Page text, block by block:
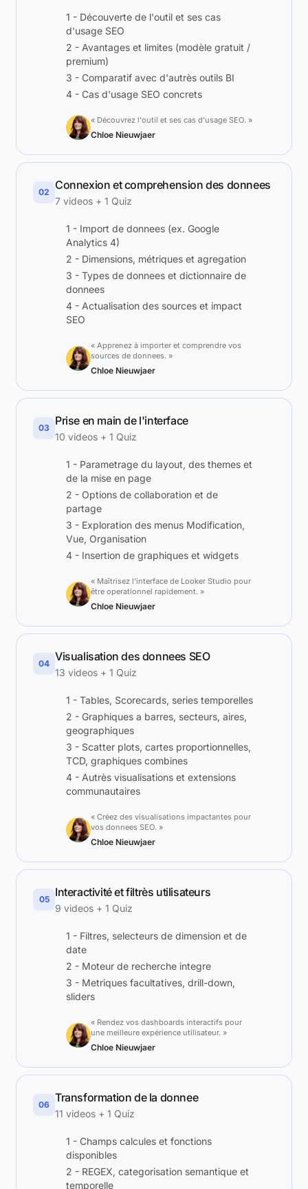
1 - Découverte de l'outil et ses cas
d'usage SEO
2 - Avantages et limites (modèle gratuit /
premium)
3 - Comparatif avec d'autrès outils BI
4 - Cas d'usage SEO concrets
« Découvrez l'outil et ses cas d'usage SEO. »
Chloe Nieuwjaer
02
Connexion et comprehension des donnees
7 videos + 1 Quiz
1 - Import de donnees (ex. Google
Analytics 4)
2 - Dimensions, métriques et agregation
3 - Types de donnees et dictionnaire de
donnees
4 - Actualisation des sources et impact
SEO
« Apprenez à importer et comprendre vos
sources de donnees. »
Chloe Nieuwjaer
03
Prise en main de l'interface
10 videos + 1 Quiz
1 - Parametrage du layout, des themes et
de la mise en page
2 - Options de collaboration et de
partage
3 - Exploration des menus Modification,
Vue, Organisation
4 - Insertion de graphiques et widgets
« Maîtrisez l'interface de Looker Studio pour
être operationnel rapidement. »
Chloe Nieuwjaer
04
Visualisation des donnees SEO
13 videos + 1 Quiz
1 - Tables, Scorecards, series temporelles
2 - Graphiques a barres, secteurs, aires,
geographiques
3 - Scatter plots, cartes proportionnelles,
TCD, graphiques combines
4 - Autrès visualisations et extensions
communautaires
« Créez des visualisations impactantes pour
vos donnees SEO. »
Chloe Nieuwjaer
05
Interactivité et filtrès utilisateurs
9 videos + 1 Quiz
1 - Filtres, selecteurs de dimension et de
date
2 - Moteur de recherche integre
3 - Metriques facultatives, drill-down,
sliders
« Rendez vos dashboards interactifs pour
une meilleure expérience utilisateur. »
Chloe Nieuwjaer
06
Transformation de la donnee
11 videos + 1 Quiz
1 - Champs calcules et fonctions
disponibles
2 - REGEX, categorisation semantique et
temporelle